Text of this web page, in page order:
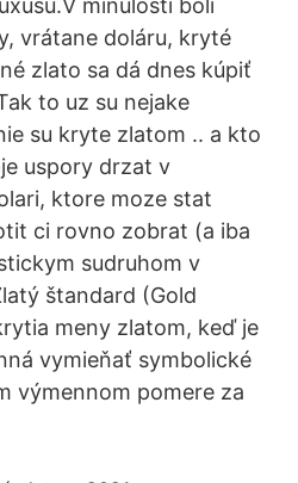
minulosti boli
vrátane doláru, kryté
zlato sa dá dnes kúpiť
to uz su nejake
su kryte zlatom .. a kto
uspory drzat v
ktore moze stat
ci rovno zobrat (a iba
sudruhom v
štandard (Gold
meny zlatom, keď je
vymieňať symbolické
výmennom pomere za